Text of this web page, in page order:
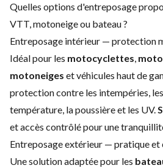
Quelles options d'entreposage
VTT, motoneige ou bateau ?
Entreposage intérieur — protection
Idéal pour les motocyclettes,
motoneiges et véhicules haut de
protection contre les intempéries,
température, la poussière et les UV.
et accès contrôlé pour une
Entreposage extérieur — pratique et
Une solution adaptée pour les